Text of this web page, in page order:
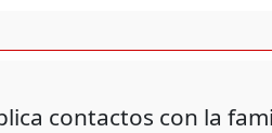
contactos con la